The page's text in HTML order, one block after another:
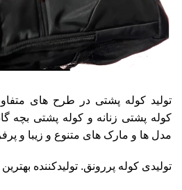
تولید کوله پشتی در طرح های
کوله پشتی زنانه و کوله پشتی بچه
مدل ها و مارک های متنوع و زیبا و
تولیدی کوله پررونق. تولیدکننده